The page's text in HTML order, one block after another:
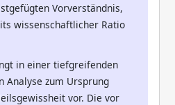
Vorverständnis,
wissenschaftlicher Ratio
in einer tiefgreifenden
Analyse zum Ursprung
vor. Die vor